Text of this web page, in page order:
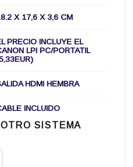
X 17,6 X 3,6 CM
PRECIO INCLUYE EL
LPI PC/PORTATIL
HDMI HEMBRA
INCLUIDO
SISTEMA